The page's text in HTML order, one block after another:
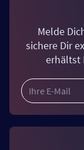
Melde
sichere Dir
erhältst